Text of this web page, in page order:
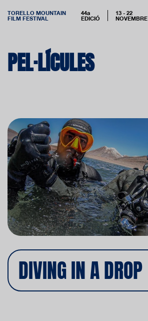
TORELLO MOUNTAIN
FILM FESTIVAL
44a
EDICIÓ
13 - 22
NOVEMBRE
PEL·LÍCULES
DIVING IN A DROP